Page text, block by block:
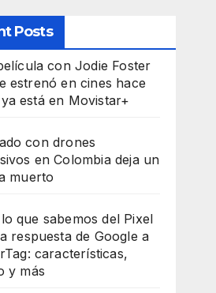
Posts
con Jodie Foster
estrenó en cines hace
está en Movistar+
con drones
en Colombia deja un
muerto
que sabemos del Pixel
respuesta de Google a
características,
y más